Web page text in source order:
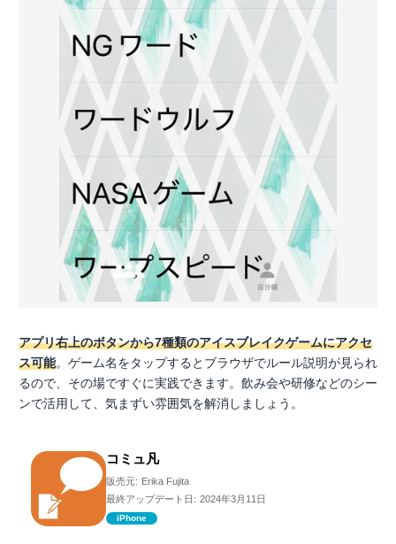
アプリ右上のボタンから7種類のアイスブレイクゲームにアクセ
ス可能。ゲーム名をタップするとブラウザでルール説明が見られ
るので、その場ですぐに実践できます。飲み会や研修などのシー
ンで活用して、気まずい雰囲気を解消しましょう。
コミュ凡
販売元: Erika Fujita
最終アップデート日: 2024年3月11日
iPhone